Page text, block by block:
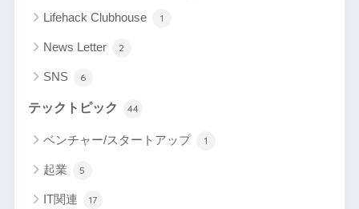
Lifehack Clubhouse 1
News Letter 2
SNS 6
テックトピック 44
ベンチャー/スタートアップ 1
起業 5
IT関連 17